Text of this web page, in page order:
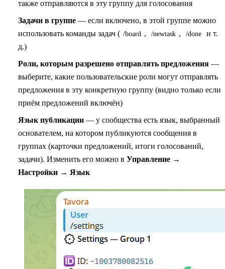
также отправляются в эту группу для голосования
Задачи в группе — если включено, в этой группе можно
использовать команды задач ( /board , /newtask , /done
и т.
д.)
Роли, которым разрешено отправлять предложения —
выберите, какие пользовательские роли могут отправлять
предложения в эту конкретную группу (видно только если
приём предложений включён)
Язык публикации — у сообщества есть язык, выбранный
основателем, на котором публикуются сообщения в
группах (карточки предложений, итоги голосований,
задачи). Изменить его можно в Управление →
Настройки → Язык